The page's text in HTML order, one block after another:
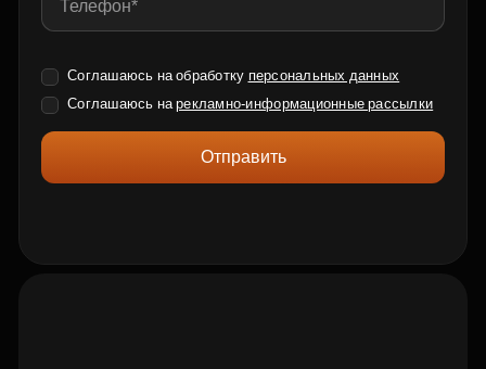
Соглашаюсь на обработку персональных данных
Соглашаюсь нарекламно-информационные рассылки
Отправить